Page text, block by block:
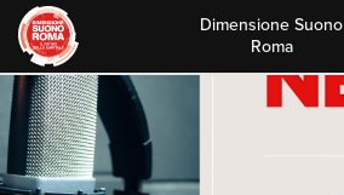
Skip
to
content
Dimensione Suono
Roma